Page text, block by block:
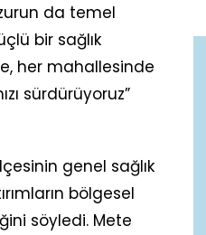
da temel
bir sağlık
her mahallesinde
sürdürüyoruz”
genel sağlık
bölgesel
söyledi. Mete